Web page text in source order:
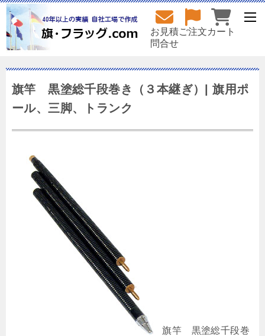
お見積
問合せ
ご注文カート
旗竿 黒塗総千段巻き（３本継ぎ）| 旗用ポ
ール、三脚、トランク
旗竿 黒塗総千段巻